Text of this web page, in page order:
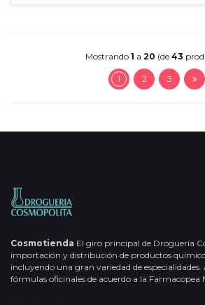
Mostrando 1 a 20 (de 43
1 2 3
Cosmotienda El giro principal de Droguería
importación y distribución de productos
incluyendo una gran variedad de
fórmulas oficinales de acuerdo a la Farmacopea